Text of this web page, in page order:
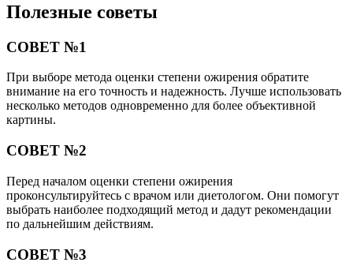
Полезные советы
СОВЕТ №1
При выборе метода оценки степени ожирения обратите
внимание на его точность и надежность. Лучше использовать
несколько методов одновременно для более объективной
картины.
СОВЕТ №2
Перед началом оценки степени ожирения
проконсультируйтесь с врачом или диетологом. Они помогут
выбрать наиболее подходящий метод и дадут рекомендации
по дальнейшим действиям.
СОВЕТ №3